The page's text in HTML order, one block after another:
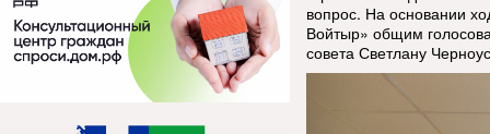
вопрос. На основании
Войтыр» общим
совета Светлану